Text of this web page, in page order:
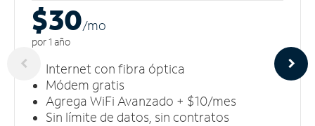
$30/mo
por 1 año
Internet con fibra óptica
Módem gratis
Agrega WiFi Avanzado + $10/mes
Sin límite de datos, sin contratos